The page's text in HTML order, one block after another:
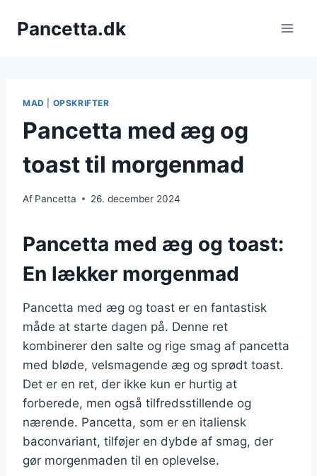
Pancetta.dk
MAD OPSKRIFTER
Pancetta med æg og
toast til morgenmad
Af Pancetta 26. december 2024
Pancetta med æg og toast:
En lækker morgenmad
Pancetta med æg og toast er en fantastisk
måde at starte dagen på. Denne ret
kombinerer den salte og rige smag af pancetta
med bløde, velsmagende æg og sprødt toast.
Det er en ret, der ikke kun er hurtig at
forberede, men også tilfredsstillende og
nærende. Pancetta, som er en italiensk
baconvariant, tilføjer en dybde af smag, der
gør morgenmaden til en oplevelse.